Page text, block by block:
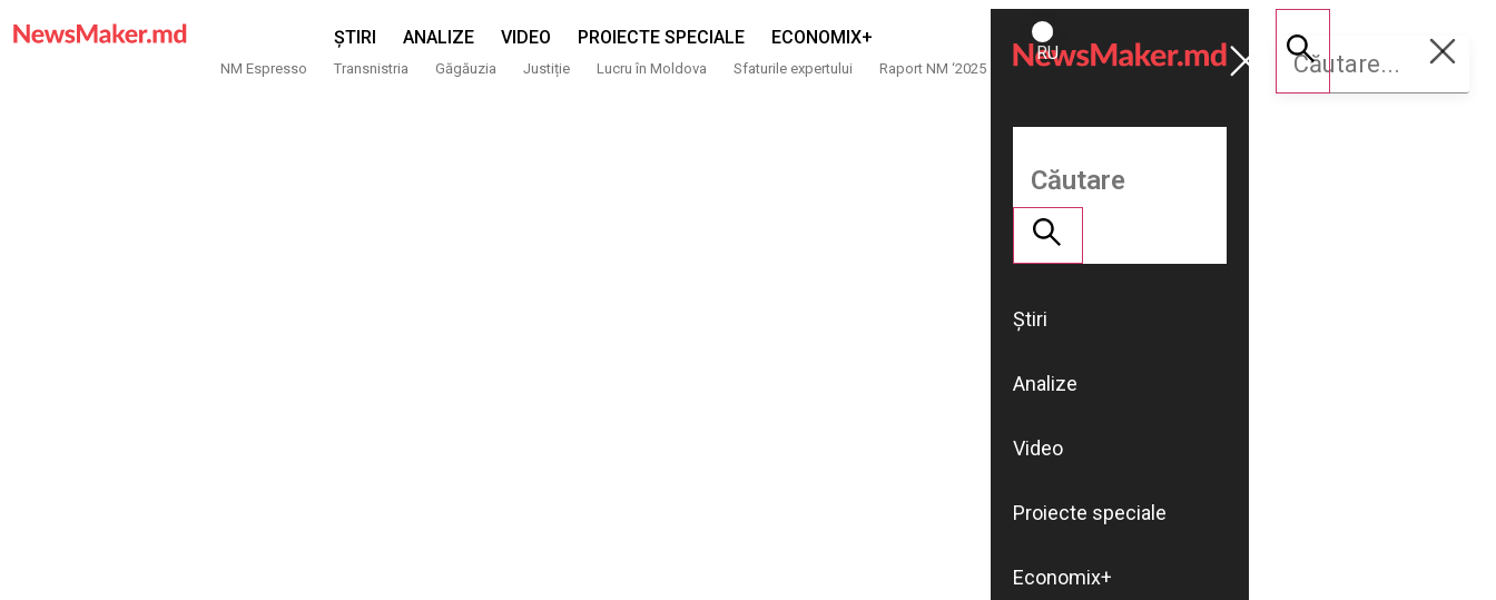
ȘTIRI ANALIZE VIDEO PROIECTE SPECIALE ECONOMIX+
NM Espresso Transnistria Găgăuzia Justiție Lucru în Moldova Sfaturile expertului Raport NM ‘2025
ROMÂNĂ
RU
Susține
NM
Știri
Analize
Video
Proiecte speciale
Economix+